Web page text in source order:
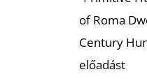
of Roma
Century
előadást